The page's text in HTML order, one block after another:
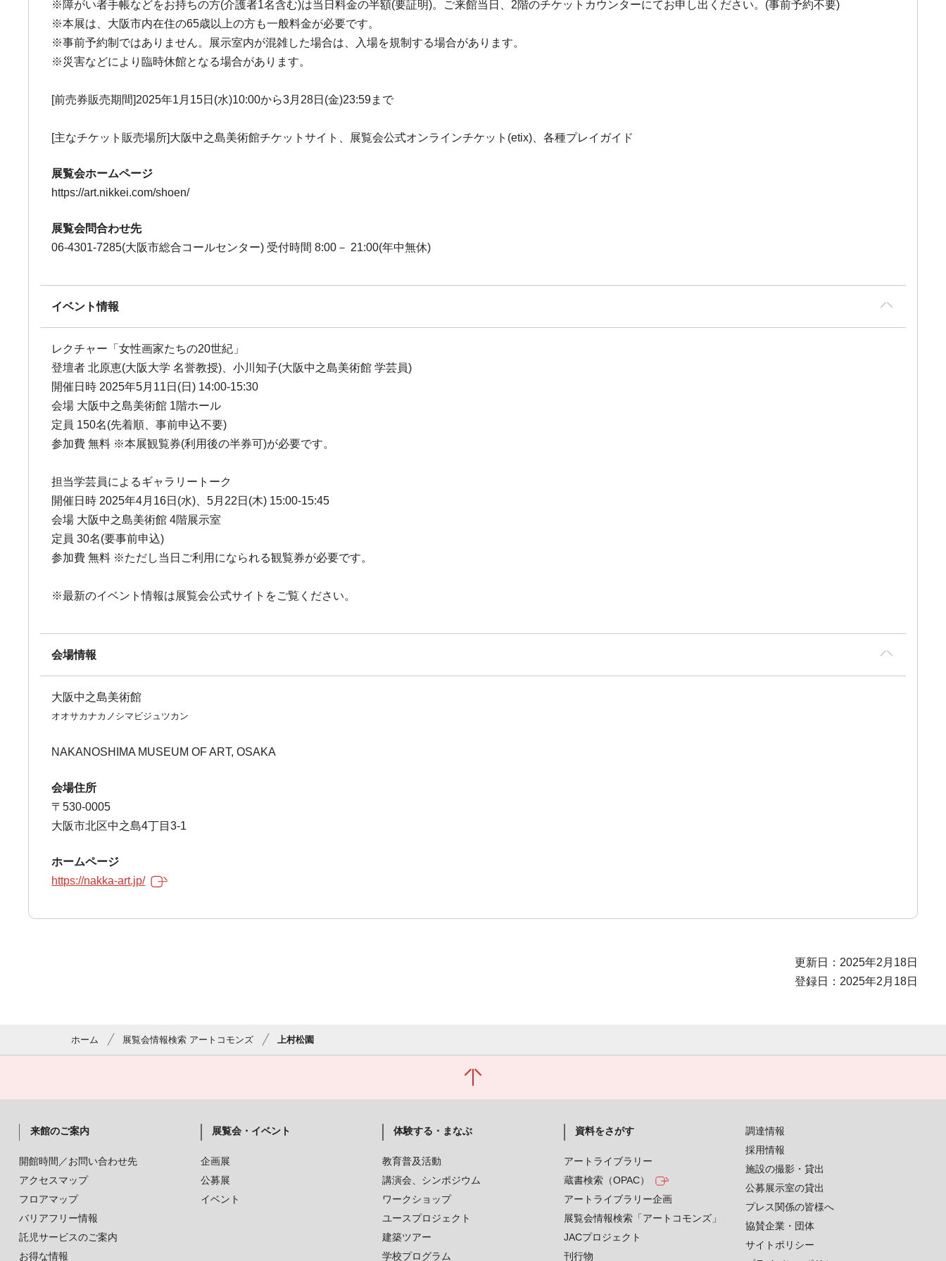
※障がい者手帳などをお持ちの方(介護者1名含む)は当日料金の半額(要証明)。ご来館当日、2階のチケットカウンターにてお申し出ください。(事前予約不要)
※本展は、大阪市内在住の65歳以上の方も一般料金が必要です。
※事前予約制ではありません。展示室内が混雑した場合は、入場を規制する場合があります。
※災害などにより臨時休館となる場合があります。
[前売券販売期間]2025年1月15日(水)10:00から3月28日(金)23:59まで
[主なチケット販売場所]大阪中之島美術館チケットサイト、展覧会公式オンラインチケット(etix)、各種プレイガイド
展覧会ホームページ
https://art.nikkei.com/shoen/
展覧会問合わせ先
06-4301-7285(大阪市総合コールセンター) 受付時間 8:00－ 21:00(年中無休)
イベント情報
レクチャー「女性画家たちの20世紀」
登壇者 北原恵(大阪大学 名誉教授)、小川知子(大阪中之島美術館 学芸員)
開催日時 2025年5月11日(日) 14:00-15:30
会場 大阪中之島美術館 1階ホール
定員 150名(先着順、事前申込不要)
参加費 無料 ※本展観覧券(利用後の半券可)が必要です。
担当学芸員によるギャラリートーク
開催日時 2025年4月16日(水)、5月22日(木) 15:00-15:45
会場 大阪中之島美術館 4階展示室
定員 30名(要事前申込)
参加費 無料 ※ただし当日ご利用になられる観覧券が必要です。
※最新のイベント情報は展覧会公式サイトをご覧ください。
会場情報
大阪中之島美術館
オオサカナカノシマビジュツカン
NAKANOSHIMA MUSEUM OF ART, OSAKA
会場住所
〒530-0005
大阪市北区中之島4丁目3-1
ホームページ
https://nakka-art.jp/
更新日：2025年2月18日
登録日：2025年2月18日
ホーム 展覧会情報検索 アートコモンズ 上村松園
来館のご案内
開館時間／お問い合わせ先
アクセスマップ
フロアマップ
バリアフリー情報
託児サービスのご案内
お得な情報
展覧会・イベント
企画展
公募展
イベント
体験する・まなぶ
教育普及活動
講演会、シンポジウム
ワークショップ
ユースプロジェクト
建築ツアー
学校プログラム
資料をさがす
アートライブラリー
蔵書検索（OPAC）
アートライブラリー企画
展覧会情報検索「アートコモンズ」
JACプロジェクト
刊行物
調達情報
採用情報
施設の撮影・貸出
公募展示室の貸出
プレス関係の皆様へ
協賛企業・団体
サイトポリシー